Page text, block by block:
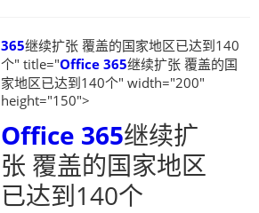
365继续扩张 覆盖的国家地区已达到140
个" title="Office 365继续扩张 覆盖的国
家地区已达到140个" width="200"
height="150">
Office 365继续扩
张 覆盖的国家地区
已达到140个